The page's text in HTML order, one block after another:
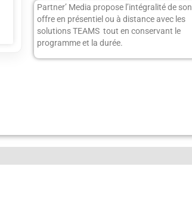
Partner’ Media propose l’intégralité de son
offre en présentiel ou à distance avec les
solutions TEAMS tout en conservant le
programme et la durée.